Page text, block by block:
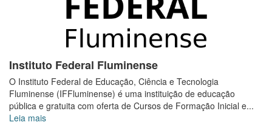
Instituto Federal Fluminense
O Instituto Federal de Educação, Ciência e Tecnologia
Fluminense (IFFluminense) é uma instituição de educação
pública e gratuita com oferta de Cursos de Formação Inicial e...
Leia mais